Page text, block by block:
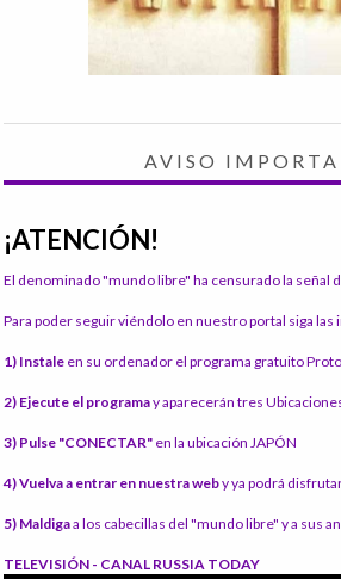
AVISO
¡ATENCIÓN!
El denominado "mundo libre" ha censurado la señal
Para poder seguir viéndolo en nuestro portal siga
1) Instale en su ordenador el programa gratuito
2) Ejecute el programay aparecerán tres
3) Pulse "CONECTAR" en la ubicación JAPÓN
4) Vuelva a entrar en nuestra weby ya podrá
5) Maldigaa los cabecillas del "mundo libre" y a sus
TELEVISIÓN - CANAL RUSSIA TODAY